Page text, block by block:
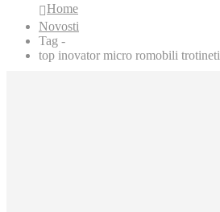
Home
Novosti
Tag -
top inovator micro romobili trotineti